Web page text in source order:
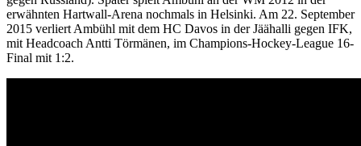
erwähnten Hartwall-Arena nochmals in Helsinki. Am 22. September
2015 verliert Ambühl mit dem HC Davos in der Jäähalli gegen IFK,
mit Headcoach Antti Törmänen, im Champions-Hockey-League 16-
Final mit 1:2.